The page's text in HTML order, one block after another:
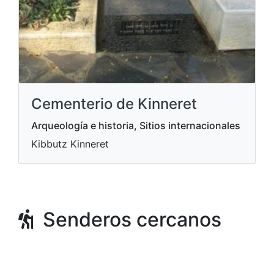
Cementerio de Kinneret
Arqueología e historia, Sitios internacionales
Kibbutz Kinneret
Senderos cercanos